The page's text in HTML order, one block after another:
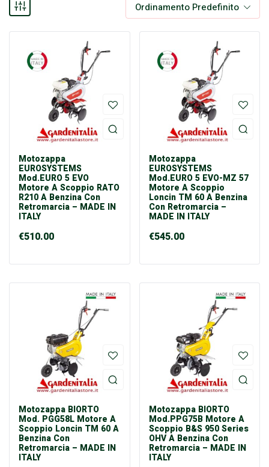
Ordinamento Predefinito
Motozappa
EUROSYSTEMS
Mod.EURO 5 EVO
Motore A Scoppio RATO
R210 A Benzina Con
Retromarcia – MADE IN
ITALY
€510.00
Motozappa
EUROSYSTEMS
Mod.EURO 5 EVO-MZ 57
Motore A Scoppio
Loncin TM 60 A Benzina
Con Retromarcia –
MADE IN ITALY
€545.00
Motozappa BIORTO
Mod. PGG58L Motore A
Scoppio Loncin TM 60 A
Benzina Con
Retromarcia – MADE IN
ITALY
Motozappa BIORTO
Mod.PPG75B Motore A
Scoppio B&S 950 Series
OHV A Benzina Con
Retromarcia – MADE IN
ITALY